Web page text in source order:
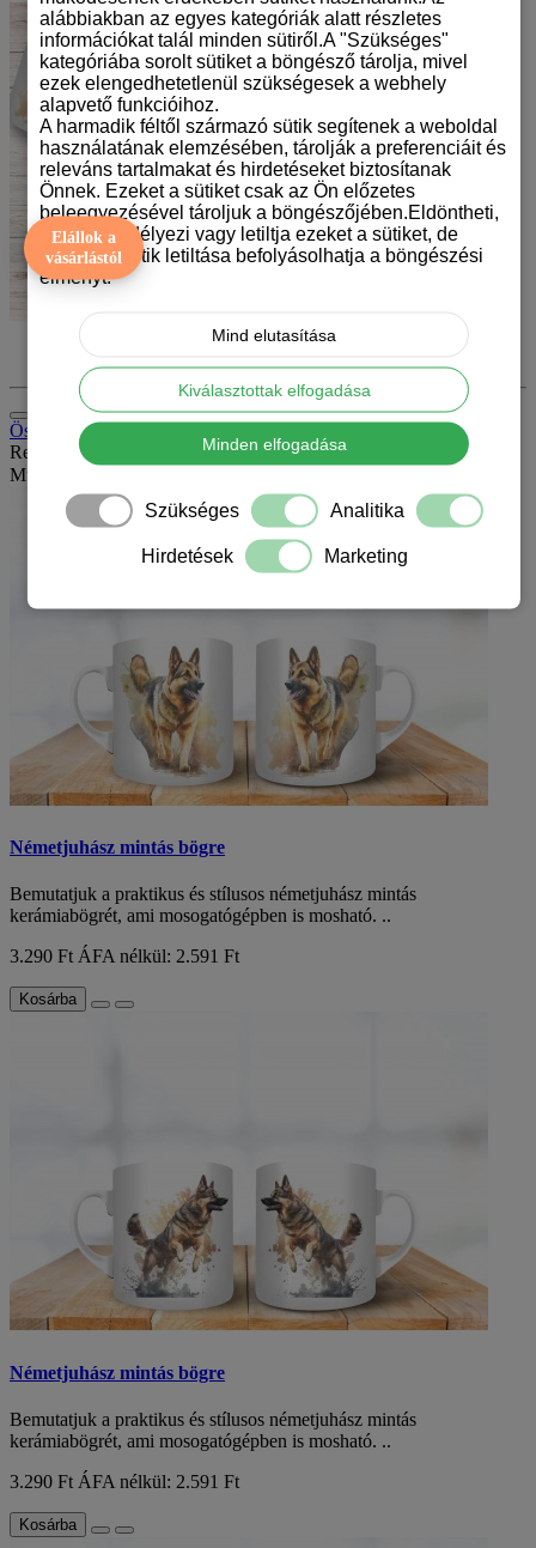
Összehasonlítás (0)
Rendezés:
Mutat:
Németjuhász mintás bögre
Bemutatjuk a praktikus és stílusos németjuhász mintás
kerámiabögrét, ami mosogatógépben is mosható. ..
3.290 Ft ÁFA nélkül: 2.591 Ft
Kosárba
Németjuhász mintás bögre
Bemutatjuk a praktikus és stílusos németjuhász mintás
kerámiabögrét, ami mosogatógépben is mosható. ..
3.290 Ft ÁFA nélkül: 2.591 Ft
Kosárba
Elállok a
vásárlástól
alábbiakban az egyes kategóriák alatt részletes
információkat talál minden sütiről.A "Szükséges"
kategóriába sorolt sütiket a böngésző tárolja, mivel
ezek elengedhetetlenül szükségesek a webhely
alapvető funkcióihoz.
A harmadik féltől származó sütik segítenek a weboldal
használatának elemzésében, tárolják a preferenciáit és
releváns tartalmakat és hirdetéseket biztosítanak
Önnek. Ezeket a sütiket csak az Ön előzetes
beleegyezésével tároljuk a böngészőjében.Eldöntheti,
hogy engedélyezi vagy letiltja ezeket a sütiket, de
bizonyos sütik letiltása befolyásolhatja a böngészési
élményt.
Mind elutasítása
Kiválasztottak elfogadása
Minden elfogadása
Szükséges Analitika
Hirdetések Marketing